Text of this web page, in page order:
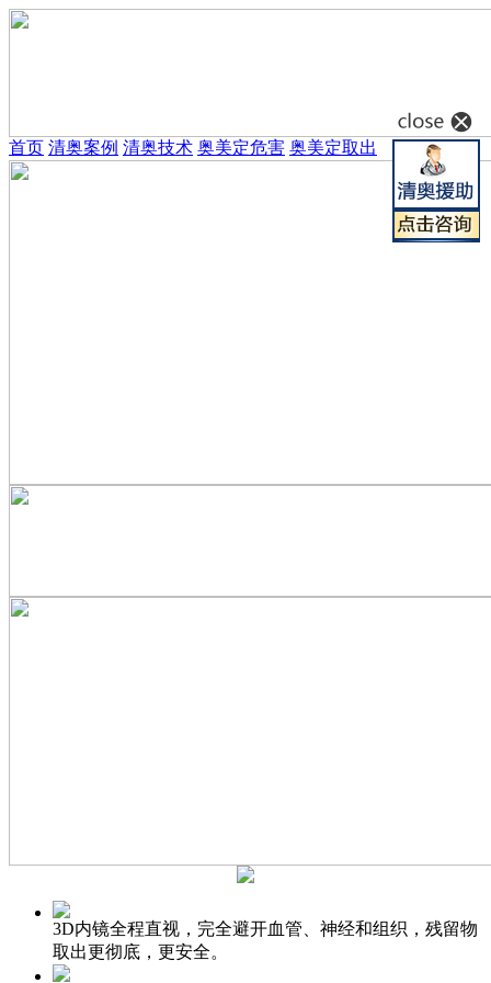
首页 清奥案例 清奥技术 奥美定危害 奥美定取出
3D内镜全程直视，完全避开血管、神经和组织，残留物
取出更彻底，更安全。